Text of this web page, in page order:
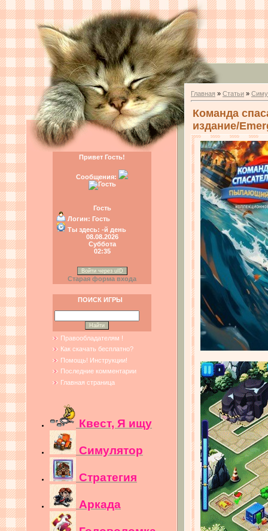
Привет Гость!
Сообщения:
Гость
Логин: Гость
Ты здесь: -й день
08.08.2026
Суббота
02:35
Войти через uID
Старая форма входа
ПОИСК ИГРЫ
Правообладателям !
Как скачать бесплатно?
Помощь! Инструкции!
Последние комментарии
Главная страница
Квест, Я ищу
Симулятор
Стратегия
Аркада
Главная » Статьи »
Команда
издание/